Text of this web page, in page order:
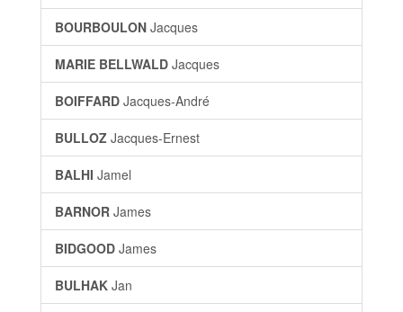
BOURBOULON Jacques
MARIE BELLWALD Jacques
BOIFFARD Jacques-André
BULLOZ Jacques-Ernest
BALHI Jamel
BARNOR James
BIDGOOD James
BULHAK Jan